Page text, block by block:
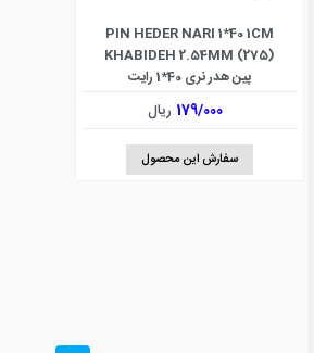
PIN HEDER NARI 1*40 1CM
KHABIDEH 2.54MM (275)
پین هدر نری 40*1 رایت
179/000 ریال
سفارش این محصول